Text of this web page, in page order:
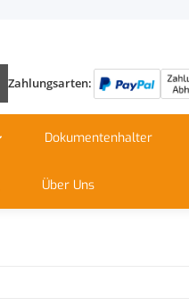
Zahlungsarten:
Dokumentenhalter
Über Uns